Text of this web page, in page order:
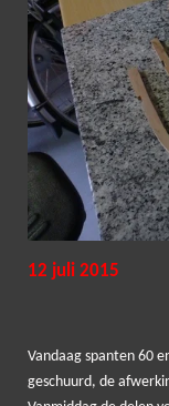
12 juli 2015
Vandaag spanten 60
geschuurd, de